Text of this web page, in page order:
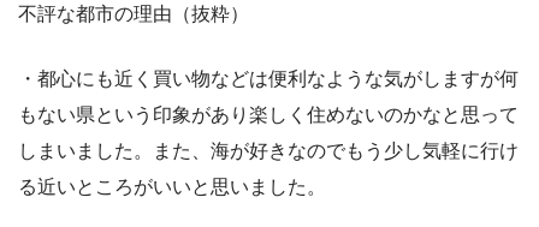
不評な都市の理由（抜粋）
・都心にも近く買い物などは便利なような気がしますが何
もない県という印象があり楽しく住めないのかなと思って
しまいました。また、海が好きなのでもう少し気軽に行け
る近いところがいいと思いました。